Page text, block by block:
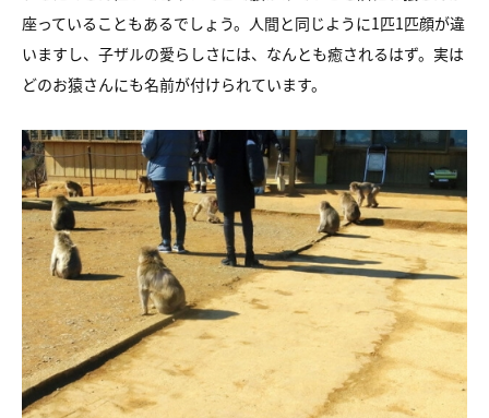
座っていることもあるでしょう。人間と同じように1匹1匹顔が違
いますし、子ザルの愛らしさには、なんとも癒されるはず。実は
どのお猿さんにも名前が付けられています。